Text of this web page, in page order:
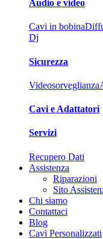
Audio e video
Cavi in bobina
Dj
Sicurezza
Videosorveglianza
Cavi e Adattatori
Servizi
Recupero Dati
Assistenza
Riparazioni
Sito
Chi siamo
Contattaci
Blog
Cavi Personalizzati